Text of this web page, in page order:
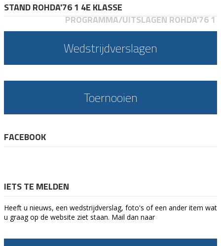
STAND ROHDA'76 1 4E KLASSE
PROGRAMMA/UITSLAGEN ROHDA'76 1
Wedstrijdverslagen
Toernooien
FACEBOOK
IETS TE MELDEN
Heeft u nieuws, een wedstrijdverslag, foto's of een ander item wat
u graag op de website ziet staan. Mail dan naar